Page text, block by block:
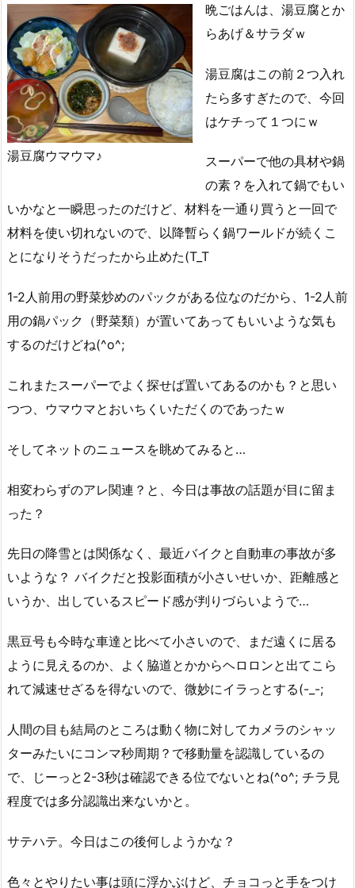
湯豆腐ウマウマ♪
晩ごはんは、湯豆腐とか
らあげ＆サラダｗ
湯豆腐はこの前２つ入れ
たら多すぎたので、今回
はケチって１つにｗ
スーパーで他の具材や鍋
の素？を入れて鍋でもい
いかなと一瞬思ったのだけど、材料を一通り買うと一回で
材料を使い切れないので、以降暫らく鍋ワールドが続くこ
とになりそうだったから止めた(T_T
1-2人前用の野菜炒めのパックがある位なのだから、1-2人前
用の鍋パック（野菜類）が置いてあってもいいような気も
するのだけどね(^o^;
これまたスーパーでよく探せば置いてあるのかも？と思い
つつ、ウマウマとおいちくいただくのであったｗ
そしてネットのニュースを眺めてみると…
相変わらずのアレ関連？と、今日は事故の話題が目に留ま
った？
先日の降雪とは関係なく、最近バイクと自動車の事故が多
いような？ バイクだと投影面積が小さいせいか、距離感と
いうか、出しているスピード感が判りづらいようで…
黒豆号も今時な車達と比べて小さいので、まだ遠くに居る
ように見えるのか、よく脇道とかからヘロロンと出てこら
れて減速せざるを得ないので、微妙にイラっとする(-_-;
人間の目も結局のところは動く物に対してカメラのシャッ
ターみたいにコンマ秒周期？で移動量を認識しているの
で、じーっと2-3秒は確認できる位でないとね(^o^; チラ見
程度では多分認識出来ないかと。
サテハテ。今日はこの後何しようかな？
色々とやりたい事は頭に浮かぶけど、チョコっと手をつけ